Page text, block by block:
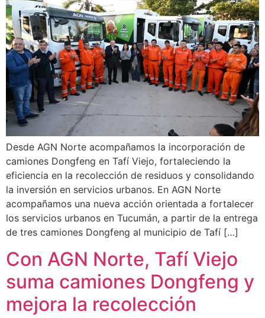
Desde AGN Norte acompañamos la incorporación de
camiones Dongfeng en Tafí Viejo, fortaleciendo la
eficiencia en la recolección de residuos y consolidando
la inversión en servicios urbanos. En AGN Norte
acompañamos una nueva acción orientada a fortalecer
los servicios urbanos en Tucumán, a partir de la entrega
de tres camiones Dongfeng al municipio de Tafí […]
Con AGN Norte, Tafí Viejo
suma camiones Dongfeng y
mejora la recolección